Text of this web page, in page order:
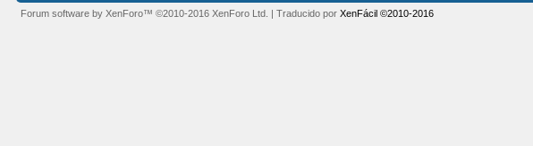
Forum software by XenForo™©2010-2016 XenForo Ltd. | Traducido porXenFácil ©2010-2016